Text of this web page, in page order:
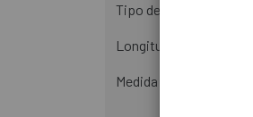
Tipo de válvula:
Longitud válvula: 35mm
Medida: 20" 1.50-2.50